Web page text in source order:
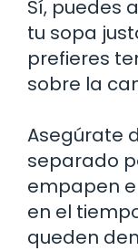
Sí, puedes
tu sopa
prefieres
sobre la
Asegúrate
separado
empapen
en el
queden